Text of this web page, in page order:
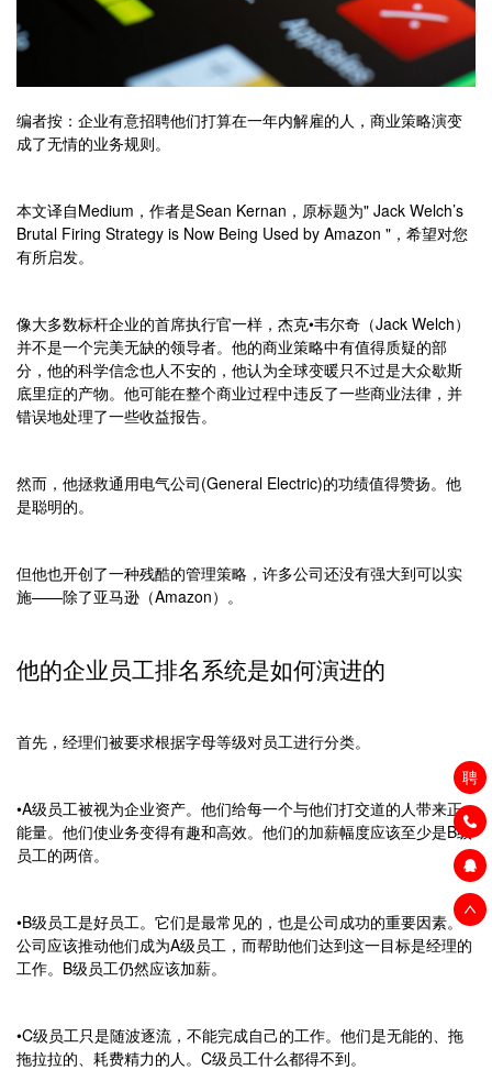
聘
编者按：企业有意招聘他们打算在一年内解雇的人，商业策略演变
成了无情的业务规则。
本文译自Medium，作者是Sean Kernan，原标题为" Jack Welch’s
Brutal Firing Strategy is Now Being Used by Amazon "，希望对您
有所启发。
像大多数标杆企业的首席执行官一样，杰克•韦尔奇（Jack Welch）
并不是一个完美无缺的领导者。他的商业策略中有值得质疑的部
分，他的科学信念也人不安的，他认为全球变暖只不过是大众歇斯
底里症的产物。他可能在整个商业过程中违反了一些商业法律，并
错误地处理了一些收益报告。
然而，他拯救通用电气公司(General Electric)的功绩值得赞扬。他
是聪明的。
但他也开创了一种残酷的管理策略，许多公司还没有强大到可以实
施——除了亚马逊（Amazon）。
他的企业员工排名系统是如何演进的
首先，经理们被要求根据字母等级对员工进行分类。
•A级员工被视为企业资产。他们给每一个与他们打交道的人带来正
能量。他们使业务变得有趣和高效。他们的加薪幅度应该至少是B级
员工的两倍。
•B级员工是好员工。它们是最常见的，也是公司成功的重要因素。
公司应该推动他们成为A级员工，而帮助他们达到这一目标是经理的
工作。B级员工仍然应该加薪。
•C级员工只是随波逐流，不能完成自己的工作。他们是无能的、拖
拖拉拉的、耗费精力的人。C级员工什么都得不到。